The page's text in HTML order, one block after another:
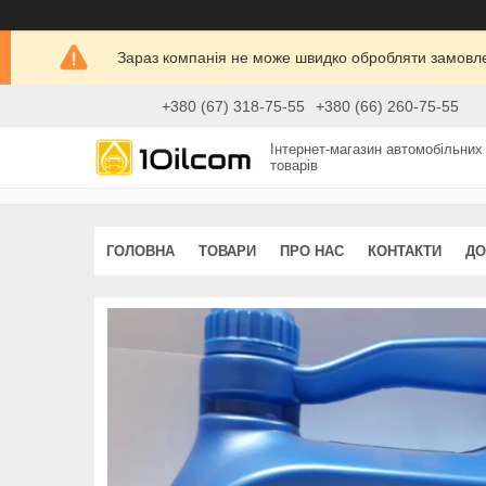
Зараз компанія не може швидко обробляти
+380 (67) 318-75-55 +380 (66) 260-75-55
Інтернет-магазин автомобільних
товарів
ГОЛОВНА ТОВАРИ ПРО НАС КОНТАКТИ